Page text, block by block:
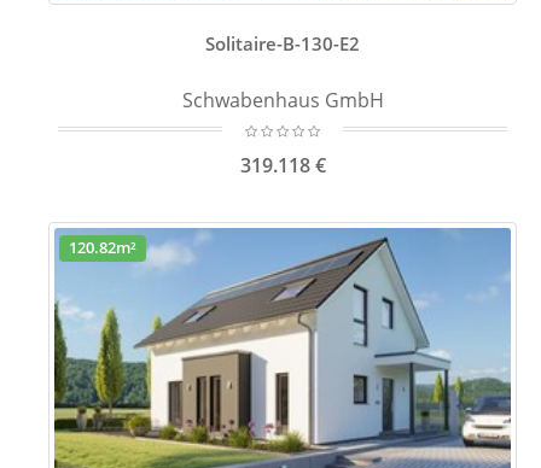
Solitaire-B-130-E2
Schwabenhaus GmbH
319.118 €
120.82m²